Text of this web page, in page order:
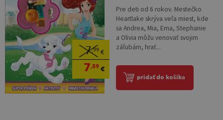
7,99 €
7,59€
Pre deti od 6 rokov. Mestečko
Heartlake skrýva veľa miest, kde
sa Andrea, Mia, Ema, Stephanie
a Olivia môžu venovať svojim
záľubám, hrať...
pridať do košíka